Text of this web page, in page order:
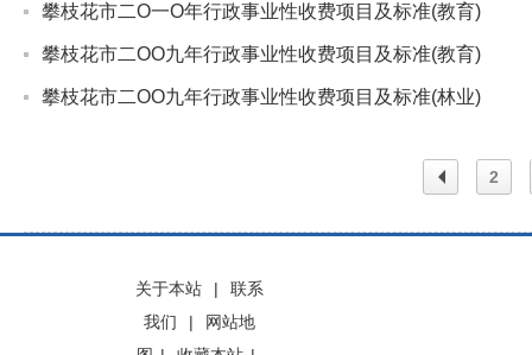
攀枝花市二O一O年行政事业性收费项目及标准(教育)
攀枝花市二OO九年行政事业性收费项目及标准(教育)
攀枝花市二OO九年行政事业性收费项目及标准(林业)
2
关于本站 |
联系
我们
|
网站地